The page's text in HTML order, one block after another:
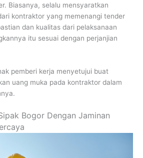
Biasanya, selalu mensyaratkan
kontraktor yang memenangi tender
dan kualitas dari pelaksanaan
itu sesuai dengan perjanjian
pemberi kerja menyetujui buat
uang muka pada kontraktor dalam
Bogor Dengan Jaminan